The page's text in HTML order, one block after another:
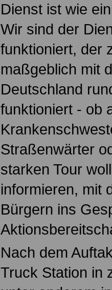
Dienst ist wie
Wir sind der
funktioniert, der
maßgeblich mit
Deutschland
funktioniert - ob
Straßenwärter
starken Tour
informieren, mit
Bürgern ins
Nach dem
Truck Station in